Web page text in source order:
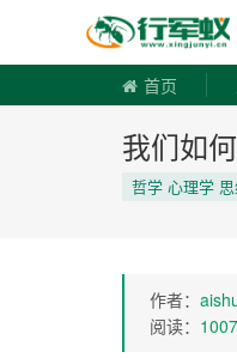
首页
我们如
哲学 心理学
作者：
阅读： 1007